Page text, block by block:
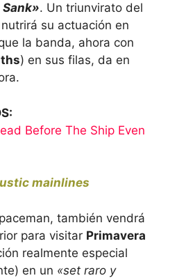
Sank». Un triunvirato del
su actuación en
la banda, ahora con
) en sus filas, da en
Before The Ship Even
mainlines
también vendrá
para visitar Primavera
realmente especial
en un «set raro y